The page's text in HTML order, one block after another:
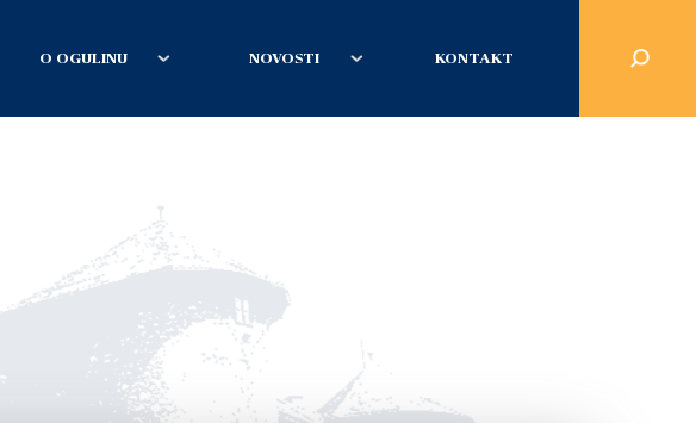
O OGULINU NOVOSTI KONTAKT